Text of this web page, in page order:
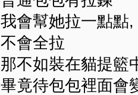
我會幫她拉一點點
不會全拉
那不如裝在貓提籃
畢竟待包包裡面會